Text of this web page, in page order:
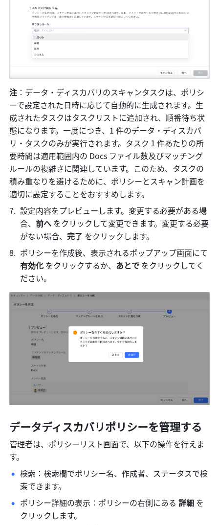
注 ：データ・ディスカバリのスキャンタスクは、ポリシ
ーで設定された日時に応じて自動的に生成されます。生
成されたタスクはタスクリストに追加され、順番待ち状
態になります。一度につき、1 件のデータ・ディスカバ
リ・タスクのみが実行されます。タスク１件あたりの所
要時間は適用範囲内の Docs ファイル数及びマッチング
ルールの複雑さに関連しています。このため、タスクの
積み重なりを避けるために、ポリシーとスキャン計画を
適切に設定することをおすすめします。
設定内容をプレビューします。変更する必要がある場
合、 前へ をクリックして変更できます。変更する必要
がない場合、 完了 をクリックします。
有効化 をクリックするか、 あとで をクリックしてく
ださい。
データディスカバリポリシーを管理する
管理者は、ポリシーリスト画面で、以下の操作を行えま
す。
検索：検索欄でポリシー名、作成者、ステータスで検
索できます。
ポリシー詳細の表示：ポリシーの右側にある 詳細 を
クリックします。